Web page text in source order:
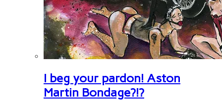
I beg your pardon! Aston
Martin Bondage?!?